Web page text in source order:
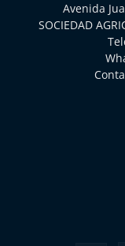
Avenida
SOCIEDAD